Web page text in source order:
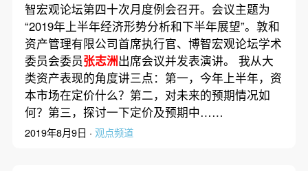
智宏观论坛第四十次月度例会召开。会议主题为
“2019年上半年经济形势分析和下半年展望”。敦和
资产管理有限公司首席执行官、博智宏观论坛学术
委员会委员张志洲出席会议并发表演讲。 我从大
类资产表现的角度讲三点：第一，今年上半年，资
本市场在定价什么？第二，对未来的预期情况如
何？第三，探讨一下定价及预期中……
2019年8月9日 · 观点频道